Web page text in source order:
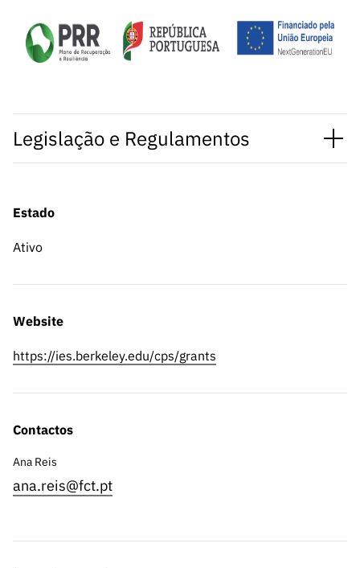
Legislação e Regulamentos
Estado
Ativo
Website
https://ies.berkeley.edu/cps/grants
Contactos
Ana Reis
ana.reis@fct.pt